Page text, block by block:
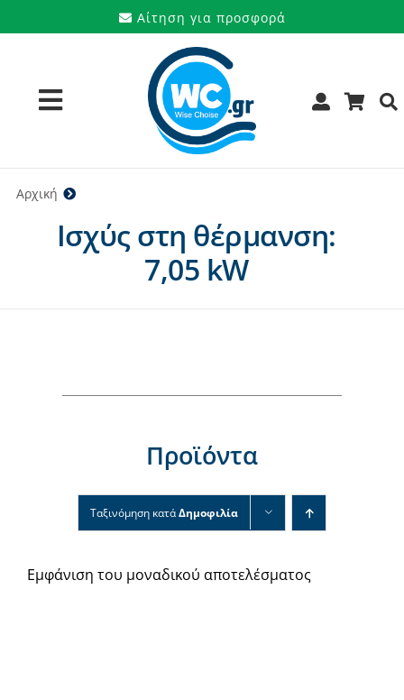
στο
Αίτηση για προσφορά
Toggle
Navigation
Προϊόντα
Υπηρεσίες
Αρχική
Ισχύς στη θέρμανση:
7,05 kW
Προϊόντα
Ταξινόμηση κατάΔημοφιλία
Εμφάνιση του μοναδικού αποτελέσματος